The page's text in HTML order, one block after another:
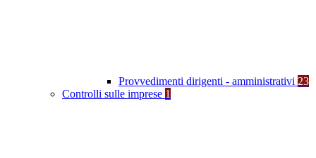
Provvedimenti dirigenti - amministrativi 23
Controlli sulle imprese 1